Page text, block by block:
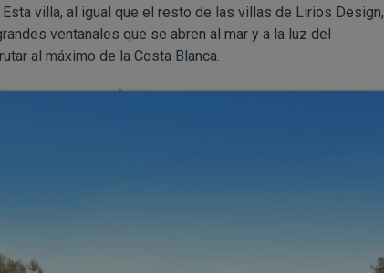
villa, al igual que el resto de las villas de Lirios Design,
ventanales que se abren al mar y a la luz del
al máximo de la Costa Blanca.